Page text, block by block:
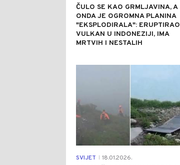
ČULO SE KAO GRMLJAVINA, A
ONDA JE OGROMNA PLANINA
"EKSPLODIRALA": ERUPTIRAO
VULKAN U INDONEZIJI, IMA
MRTVIH I NESTALIH
SVIJET 18.01.2026.